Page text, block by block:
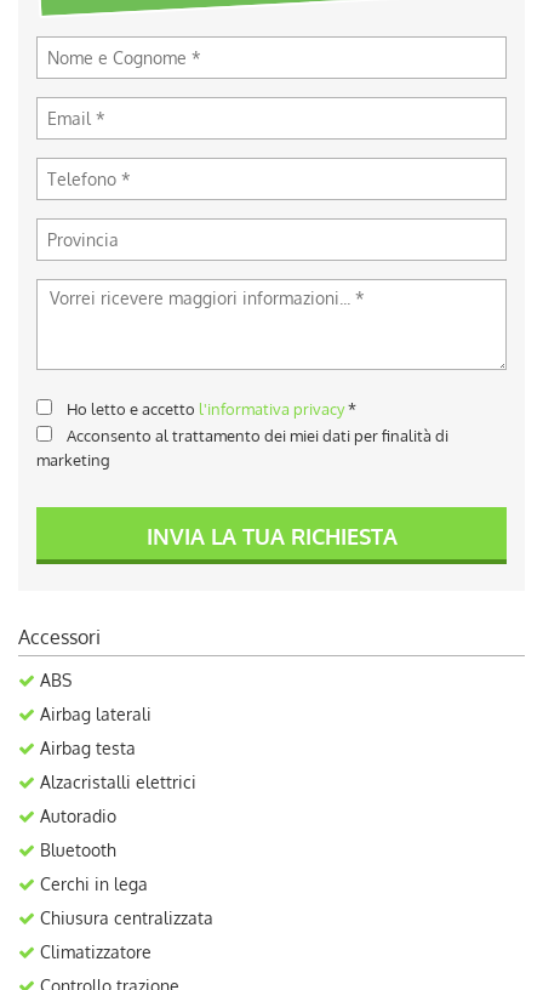
Ho letto e accetto l'informativa privacy*
Acconsento al trattamento dei miei dati per finalità di
marketing
INVIA LA TUA RICHIESTA
Accessori
ABS
Airbag laterali
Airbag testa
Alzacristalli elettrici
Autoradio
Bluetooth
Cerchi in lega
Chiusura centralizzata
Climatizzatore